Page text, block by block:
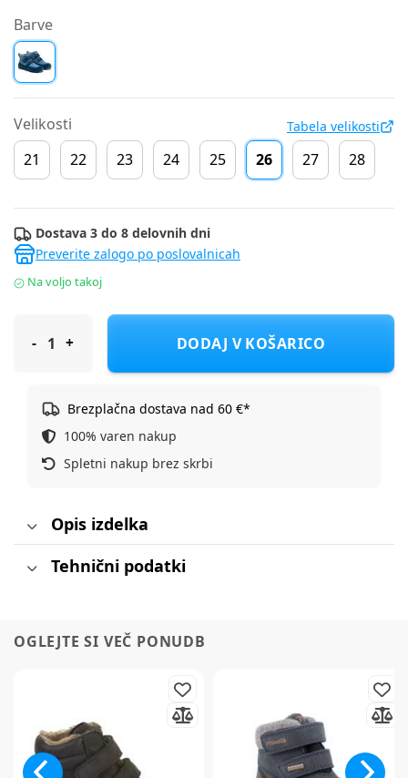
Barve
Velikosti Tabela velikosti
21 22 23 24 25 26 27 28
Dostava 3 do 8 delovnih dni
Preverite zalogo po poslovalnicah
Na voljo takoj
Affenzahn čevelj gležnjar Leather Friendy Shark 01488-30211
DODAJ V KOŠARICO
Brezplačna dostava nad 60 €*
100% varen nakup
Spletni nakup brez skrbi
Opis izdelka
Tehnični podatki
OGLEJTE SI VEČ PONUDB